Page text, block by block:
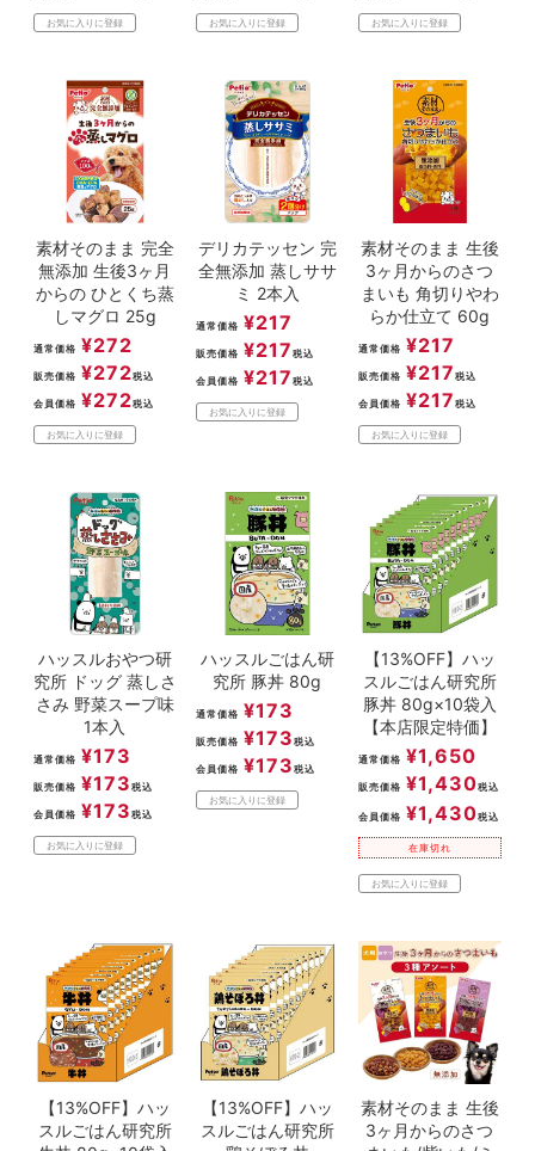
お気に入りに登録 お気に入りに登録 お気に入りに登録
素材そのまま 完全
無添加 生後3ヶ月
からの ひとくち蒸
しマグロ 25g
通常価格 ¥272
販売価格 ¥272税込
会員価格 ¥272税込
お気に入りに登録
デリカテッセン 完
全無添加 蒸しササ
ミ 2本入
通常価格 ¥217
販売価格 ¥217 税込
会員価格 ¥217 税込
お気に入りに登録
素材そのまま 生後
3ヶ月からのさつ
まいも 角切りやわ
らか仕立て 60g
通常価格 ¥217
販売価格 ¥217 税込
会員価格 ¥217 税込
お気に入りに登録
ハッスルおやつ研
究所 ドッグ 蒸しさ
さみ 野菜スープ味
1本入
通常価格 ¥173
販売価格 ¥173 税込
会員価格 ¥173 税込
お気に入りに登録
ハッスルごはん研
究所 豚丼 80g
通常価格 ¥173
販売価格 ¥173 税込
会員価格 ¥173 税込
お気に入りに登録
【13%OFF】ハッ
スルごはん研究所
豚丼 80g×10袋入
【本店限定特価】
通常価格 ¥1,650
販売価格 ¥1,430税込
会員価格 ¥1,430税込
在庫切れ
お気に入りに登録
【13%OFF】ハッ
スルごはん研究所
【13%OFF】ハッ
スルごはん研究所
素材そのまま 生後
3ヶ月からのさつ